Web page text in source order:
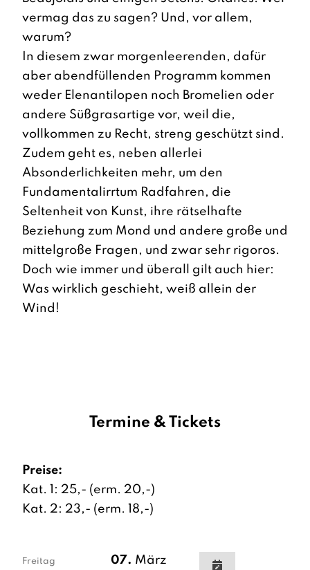
vermag das zu sagen? Und, vor allem,
warum?
In diesem zwar morgenleerenden, dafür
aber abendfüllenden Programm kommen
weder Elenantilopen noch Bromelien oder
andere Süßgrasartige vor, weil die,
vollkommen zu Recht, streng geschützt sind.
Zudem geht es, neben allerlei
Absonderlichkeiten mehr, um den
Fundamentalirrtum Radfahren, die
Seltenheit von Kunst, ihre rätselhafte
Beziehung zum Mond und andere große und
mittelgroße Fragen, und zwar sehr rigoros.
Doch wie immer und überall gilt auch hier:
Was wirklich geschieht, weiß allein der
Wind!
Termine & Tickets
Preise:
Kat. 1: 25,- (erm. 20,-)
Kat. 2: 23,- (erm. 18,-)
Freitag
07. März